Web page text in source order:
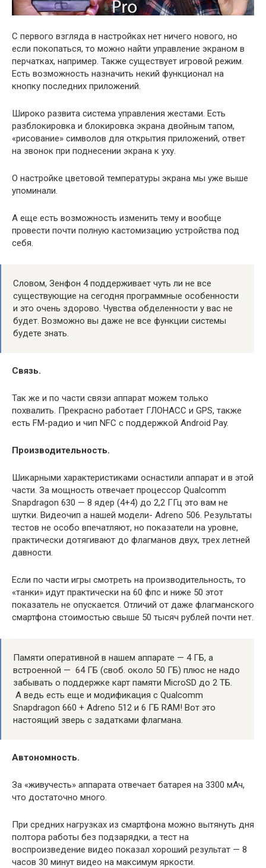
С первого взгляда в настройках нет ничего нового, но
если покопаться, то можно найти управление экраном в
перчатках, например. Также существует игровой режим.
Есть возможность назначить некий функционал на
кнопку последних приложений.
Широко развита система управления жестами. Есть
разблокировка и блокировка экрана двойным тапом,
«рисование» символов для открытия приложений, ответ
на звонок при поднесении экрана к уху.
О настройке цветовой температуры экрана мы уже выше
упоминали.
А еще есть возможность изменить тему и вообще
провести почти полную кастомизацию устройства под
себя.
Словом, Зенфон 4 поддерживает чуть ли не все
существующие на сегодня программные особенности
и это очень здорово. Чувства обделенности у вас не
будет. Возможно вы даже не все функции системы
будете знать.
Связь.
Так же и по части связи аппарат можем только
похвалить. Прекрасно работает ГЛОНАСС и GPS, также
есть FM-радио и чип NFC с поддержкой Android Pay.
Производительность.
Шикарными характеристиками оснастили аппарат и в этой
части. За мощность отвечает процессор Qualcomm
Snapdragon 630 — 8 ядер (4+4) до 2,2 ГГц это вам не
шутки. Видеочип а нашей модели- Adreno 506. Результаты
тестов не особо впечатляют, но показатели на уровне,
практически дотягивают до флагманов двух, трех летней
давности.
Если по части игры смотреть на производительность, то
«танки» идут практически на 60 фпс и ниже 50 этот
показатель не опускается. Отличий от даже флагманского
смартфона стоимостью свыше 50 тысяч рублей почти нет.
Памяти оперативной в нашем аппарате — 4 ГБ, а
встроенной — 64 ГБ (своб. около 50 ГБ) плюс не надо
забывать о поддержке карт памяти MicroSD до 2 ТБ.
А ведь есть еще и модификация с Qualcomm
Snapdragon 660 + Adreno 512 и 6 ГБ RAM! Вот это
настоящий зверь с задатками флагмана.
Автономность.
За «живучесть» аппарата отвечает батарея на 3300 мАч,
что достаточно много.
При средних нагрузках из смартфона можно вытянуть дня
полтора работы без подзарядки, а тест на
воспроизведение видео показал хороший результат — 8
часов 30 минут видео на максимум яркости.